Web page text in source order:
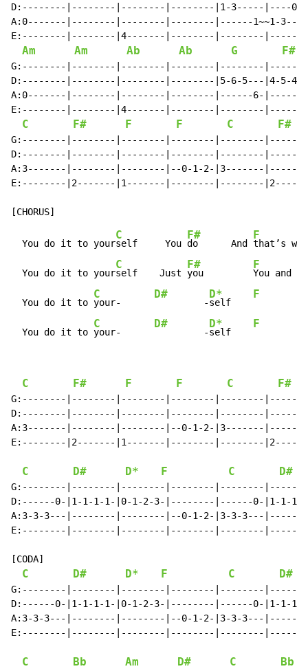
D:--------|--------|--------|--------|1-3-----|----
A:0-------|--------|--------|--------|------1~~1-
E:--------|--------|4-------|--------|--------
Am Am Ab Ab G F#
G:--------|--------|--------|--------|--------
D:--------|--------|--------|--------|5-6-5---|4-5-
A:0-------|--------|--------|--------|------6-
E:--------|--------|4-------|--------|--------
C F# F F C F#
G:--------|--------|--------|--------|--------
D:--------|--------|--------|--------|--------
A:3-------|--------|--------|--0-1-2-|3-------
E:--------|2-------|1-------|--------|--------
  You do it to your
C
self     You
F#
do      And
F
that’s
  You do it to your
C
self    Just
F#
you
F
You and
  You do it to
C
your-
D#
         -
D*
self
F
  You do it to
C
your-
D#
         -
D*
self
F
C F# F F C F#
G:--------|--------|--------|--------|--------
D:--------|--------|--------|--------|--------
A:3-------|--------|--------|--0-1-2-|3-------
E:--------|2-------|1-------|--------|--------
C D# D* F C D#
G:--------|--------|--------|--------|--------
D:------0-|1-1-1-1-|0-1-2-3-|--------|------0-|1-1-
A:3-3-3---|--------|--------|--0-1-2-|3-3-3---
E:--------|--------|--------|--------|--------
[CODA]
C D# D* F C D#
G:--------|--------|--------|--------|--------
D:------0-|1-1-1-1-|0-1-2-3-|--------|------0-|1-1-
A:3-3-3---|--------|--------|--0-1-2-|3-3-3---
E:--------|--------|--------|--------|--------
C Bb Am D# C Bb